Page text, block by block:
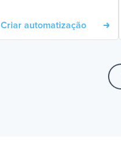
Criar automatização